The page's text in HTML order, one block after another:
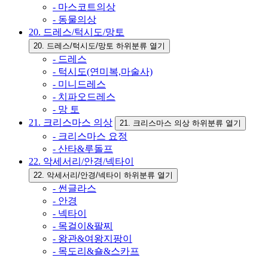
- 마스코트의상
- 동물의상
20. 드레스/턱시도/망토
20. 드레스/턱시도/망토 하위분류 열기
- 드레스
- 턱시도(연미복,마술사)
- 미니드레스
- 치파오드레스
- 망 토
21. 크리스마스 의상
21. 크리스마스 의상 하위분류 열기
- 크리스마스 요정
- 산타&루돌프
22. 악세서리/안경/넥타이
22. 악세서리/안경/넥타이 하위분류 열기
- 썬글라스
- 안경
- 넥타이
- 목걸이&팔찌
- 왕관&여왕지팡이
- 목도리&숄&스카프